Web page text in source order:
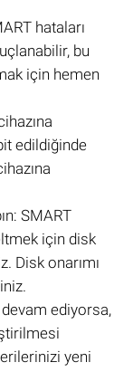
hataları
bu
için hemen
edildiğinde
SMART
için disk
Disk onarımı
ediyorsa,
yeni